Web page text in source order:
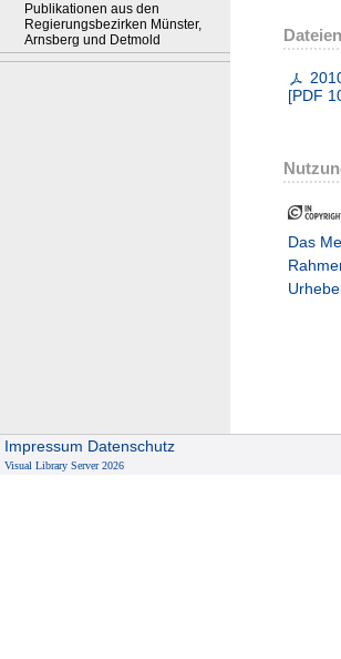
Publikationen aus den
Regierungsbezirken Münster,
Arnsberg und Detmold
Dateien
[PDF
Das
Impressum Datenschutz
Visual Library Server 2026